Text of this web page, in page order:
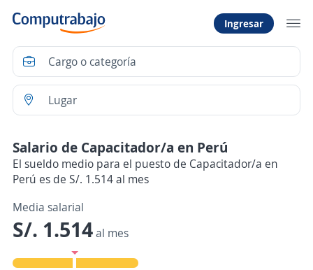
Ingresar
Salario de Capacitador/a en Perú
El sueldo medio para el puesto de Capacitador/a en
Perú es de S/. 1.514 al mes
Media salarial
S/. 1.514al mes